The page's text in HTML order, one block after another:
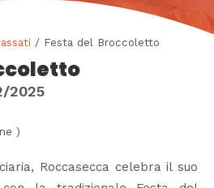
/ Festa del Broccoletto
2025
)
Roccasecca celebra il suo